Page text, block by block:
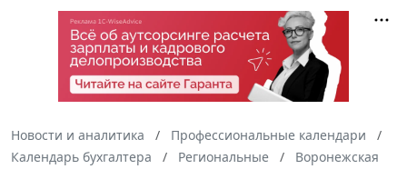
Новости и аналитика
Профессиональные календари
Календарь бухгалтера
Региональные
Воронежская